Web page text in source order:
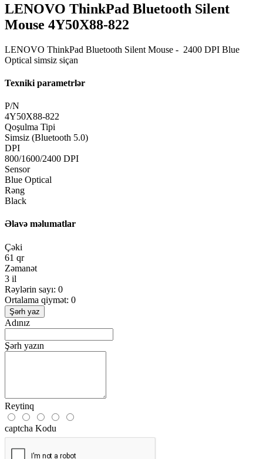
LENOVO ThinkPad Bluetooth Silent
Mouse 4Y50X88-822
LENOVO ThinkPad Bluetooth Silent Mouse - 2400 DPI Blue
Optical simsiz siçan
Texniki parametrlər
P/N
4Y50X88-822
Qoşulma Tipi
Simsiz (Bluetooth 5.0)
DPI
800/1600/2400 DPI
Sensor
Blue Optical
Rəng
Black
Əlavə məlumatlar
Çəki
61 qr
Zəmanət
3 il
Rəylərin sayı: 0
Ortalama qiymət: 0
Şərh yaz
Adınız
Şərh yazın
Reytinq
captcha Kodu